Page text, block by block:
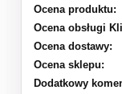
Ocena produktu:
Ocena obsługi
Ocena dostawy:
Ocena sklepu:
Dodatkowy